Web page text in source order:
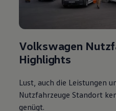
Volkswagen
Highlights
Lust, auch die Leistungen
Nutzfahrzeuge Standort
genügt.